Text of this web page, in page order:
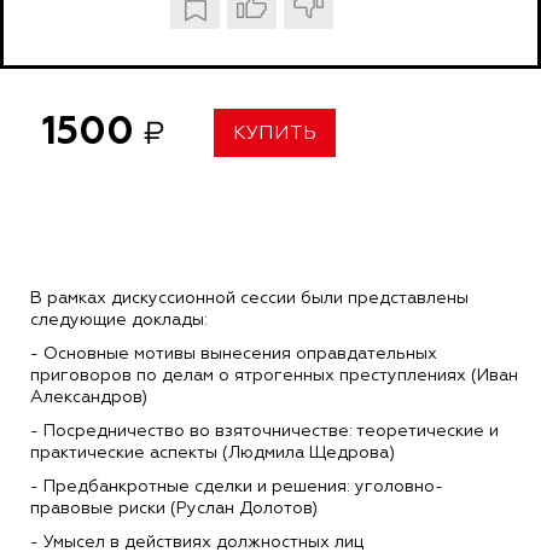
1500 ₽ КУПИТЬ
В рамках дискуссионной сессии были представлены
следующие доклады:
- Основные мотивы вынесения оправдательных
приговоров по делам о ятрогенных преступлениях (Иван
Александров)
- Посредничество во взяточничестве: теоретические и
практические аспекты (Людмила Щедрова)
- Предбанкротные сделки и решения: уголовно-
правовые риски (Руслан Долотов)
- Умысел в действиях должностных лиц